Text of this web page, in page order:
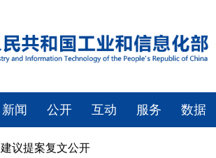
新闻 公开 互动 服务 数据
建议提案复文公开